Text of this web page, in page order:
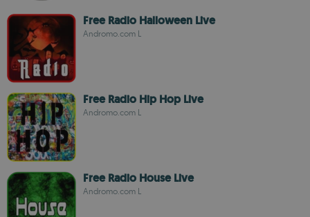
Free Radio Halloween Live
Andromo.com L
Free Radio Hip Hop Live
Andromo.com L
Free Radio House Live
Andromo.com L